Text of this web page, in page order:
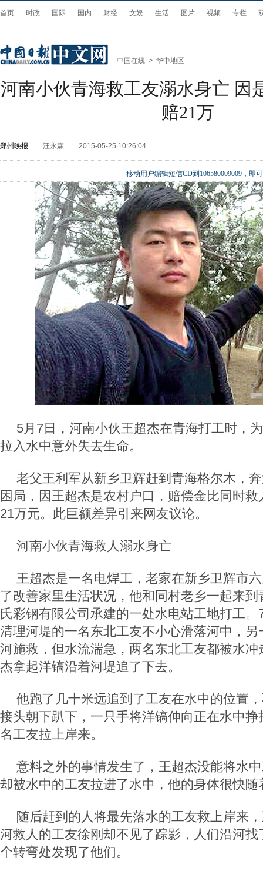
首页 时政 国际 国内 财经 文娱 生活 图片 视频 专栏
中国在线 > 华中地区
河南小伙青海救工友溺水身亡 因
赔21万
郑州晚报 汪永森 2015-05-25 10:26:04
移动用户编辑短信CD到106580009009，即
5月7日，河南小伙王超杰在青海打工时，
拉入水中意外失去生命。
老父王利军从新乡卫辉赶到青海格尔木，
困局，因王超杰是农村户口，赔偿金比同时
21万元。此巨额差异引来网友议论。
河南小伙青海救人溺水身亡
王超杰是一名电焊工，老家在新乡卫辉市
了改善家里生活状况，他和同村老乡一起来
氏彩钢有限公司承建的一处水电站工地打工
清理河堤的一名东北工友不小心滑落河中，
河施救，但水流湍急，两名东北工友都被水
杰拿起洋镐沿着河堤追了下去。
他跑了几十米远追到了工友在水中的位置
接头朝下趴下，一只手将洋镐伸向正在水中
名工友拉上岸来。
意料之外的事情发生了，王超杰没能将水
却被水中的工友拉进了水中，他的身体很快
随后赶到的人将最先落水的工友救上岸来
河救人的工友徐刚却不见了踪影，人们沿河
个转弯处发现了他们。